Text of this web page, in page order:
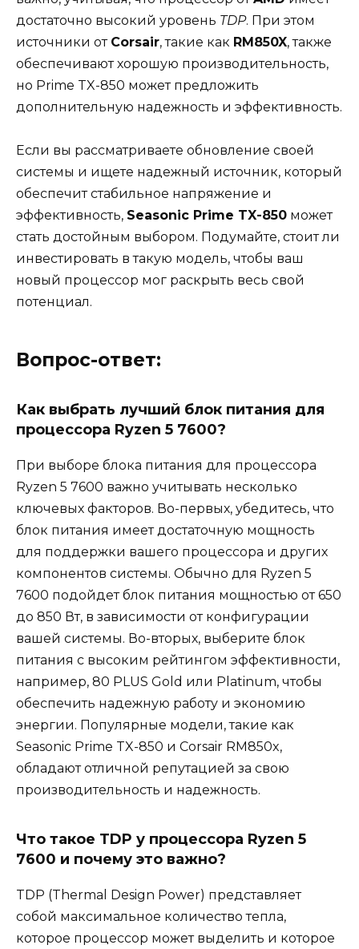
достаточно высокий уровень TDP. При этом
источники от Corsair, такие как RM850X, также
обеспечивают хорошую производительность,
но Prime TX-850 может предложить
дополнительную надежность и эффективность.
Если вы рассматриваете обновление своей
системы и ищете надежный источник, который
обеспечит стабильное напряжение и
эффективность, Seasonic Prime TX-850 может
стать достойным выбором. Подумайте, стоит ли
инвестировать в такую модель, чтобы ваш
новый процессор мог раскрыть весь свой
потенциал.
Вопрос-ответ:
Как выбрать лучший блок питания для
процессора Ryzen 5 7600?
При выборе блока питания для процессора
Ryzen 5 7600 важно учитывать несколько
ключевых факторов. Во-первых, убедитесь, что
блок питания имеет достаточную мощность
для поддержки вашего процессора и других
компонентов системы. Обычно для Ryzen 5
7600 подойдет блок питания мощностью от 650
до 850 Вт, в зависимости от конфигурации
вашей системы. Во-вторых, выберите блок
питания с высоким рейтингом эффективности,
например, 80 PLUS Gold или Platinum, чтобы
обеспечить надежную работу и экономию
энергии. Популярные модели, такие как
Seasonic Prime TX-850 и Corsair RM850x,
обладают отличной репутацией за свою
производительность и надежность.
Что такое TDP у процессора Ryzen 5
7600 и почему это важно?
TDP (Thermal Design Power) представляет
собой максимальное количество тепла,
которое процессор может выделить и которое